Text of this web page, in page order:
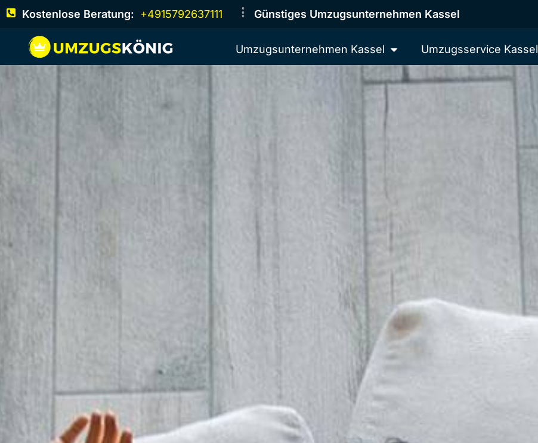
Kostenlose Beratung: +4915792637111 Günstiges Umzugsunternehmen Kassel
Umzugsunternehmen Kassel Umzugsservice Kassel